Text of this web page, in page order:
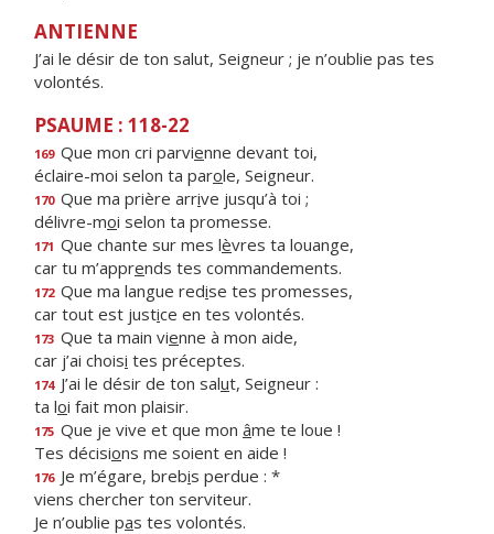
ANTIENNE
J’ai le désir de ton salut, Seigneur ; je n’oublie pas tes
volontés.
PSAUME : 118-22
169 Que mon cri parvienne devant toi,
éclaire-moi selon ta parole, Seigneur.
170 Que ma prière arrive jusqu’à toi ;
délivre-moi selon ta promesse.
171 Que chante sur mes lèvres ta louange,
car tu m’apprends tes commandements.
172 Que ma langue redise tes promesses,
car tout est justice en tes volontés.
173 Que ta main vienne à mon aide,
car j’ai choisi tes préceptes.
174 J’ai le désir de ton salut, Seigneur :
ta loi fait mon plaisir.
175 Que je vive et que mon âme te loue !
Tes décisions me soient en aide !
176 Je m’égare, brebis perdue : *
viens chercher ton serviteur.
Je n’oublie pas tes volontés.